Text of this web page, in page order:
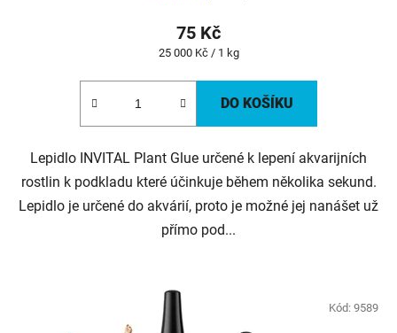
75 Kč
Měrná
25 000 Kč / 1 kg
DO KOŠÍKU
Lepidlo INVITAL Plant Glue určené k lepení akvarijních
rostlin k podkladu které účinkuje během několika sekund.
Lepidlo je určené do akvárií, proto je možné jej nanášet už
přímo pod...
Kód: 9589